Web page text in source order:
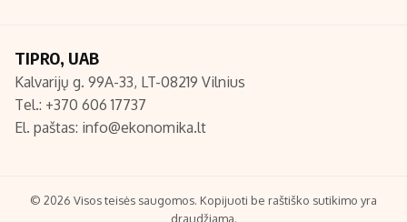
Redakcija
Turinio žymėjimo taisyklės
TIPRO, UAB
Kalvarijų g. 99A-33, LT-08219 Vilnius
Tel.: +370 606 17737
El. paštas: info@ekonomika.lt
© 2026 Visos teisės saugomos. Kopijuoti be raštiško sutikimo yra
draudžiama.